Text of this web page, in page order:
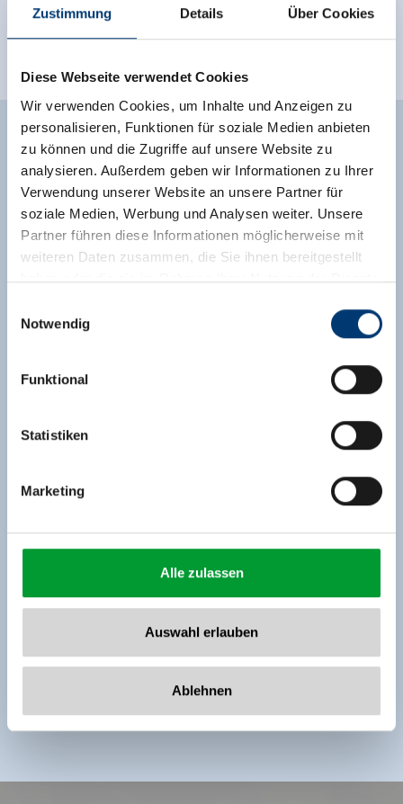
Zustimmung Details Über Cookies
Diese Webseite verwendet Cookies
Wir verwenden Cookies, um Inhalte und Anzeigen zu
personalisieren, Funktionen für soziale Medien anbieten
zu können und die Zugriffe auf unsere Website zu
analysieren. Außerdem geben wir Informationen zu Ihrer
Verwendung unserer Website an unsere Partner für
soziale Medien, Werbung und Analysen weiter. Unsere
Partner führen diese Informationen möglicherweise mit
weiteren Daten zusammen, die Sie ihnen bereitgestellt
haben oder die sie im Rahmen Ihrer Nutzung der Dienste
Rohr 23// A-6280 Zell am Ziller
www.zillertalarena.com
Notwendig
Funktional
Statistiken
Marketing
Alle zulassen
Auswahl erlauben
Ablehnen
Brochure bestellen
RECREATIEPARK ZELL AM
ZILLER
oud. Eenbijzonder hoogtepunt
avontuurlijke
midgetgolfbaan Abenteuer-Minigolfplatz “De
(goudzoekersspeeltuin)
kunnen kinderen en ouders